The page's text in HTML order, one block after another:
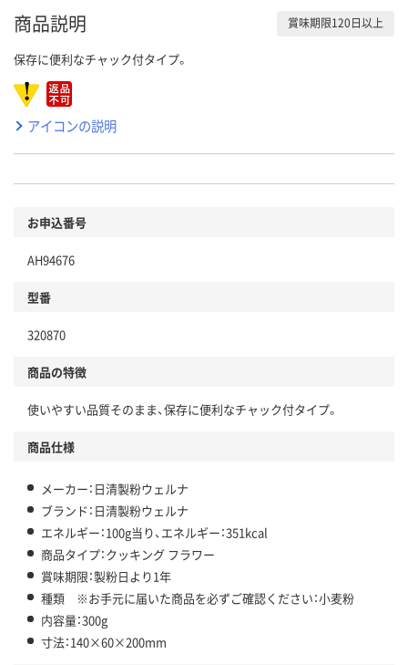
商品説明 賞味期限120日以上
保存に便利なチャック付タイプ。
アイコンの説明
お申込番号
AH94676
型番
320870
商品の特徴
使いやすい品質そのまま、保存に便利なチャック付タイプ。
商品仕様
メーカー：日清製粉ウェルナ
ブランド：日清製粉ウェルナ
エネルギー：100g当り、エネルギー：351kcal
商品タイプ：クッキング フラワー
賞味期限：製粉日より1年
種類 ※お手元に届いた商品を必ずご確認ください：小麦粉
内容量：300g
寸法：140×60×200mm